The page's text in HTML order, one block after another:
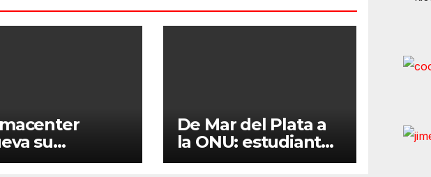
su
entre la
De Mar del Plata a
la ONU: estudiantes
del Instituto